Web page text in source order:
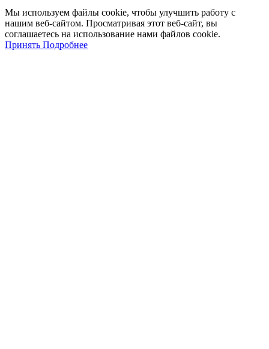
Мы используем файлы cookie, чтобы улучшить работу с
нашим веб-сайтом. Просматривая этот веб-сайт, вы
соглашаетесь на использование нами файлов cookie.
Принять Подробнее